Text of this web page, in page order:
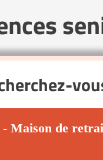
Maison de